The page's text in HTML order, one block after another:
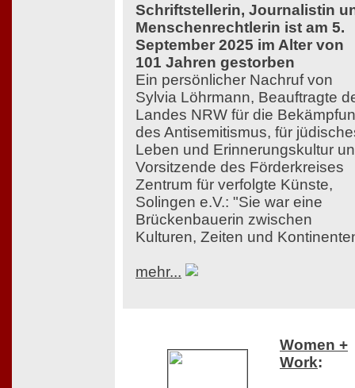
Schriftstellerin, Journalistin
Menschenrechtlerin ist am 5.
September 2025 im Alter von
101 Jahren gestorben
Ein persönlicher Nachruf von
Sylvia Löhrmann, Beauftragte
Landes NRW für die
des Antisemitismus, für
Leben und Erinnerungskultur
Vorsitzende des Förderkreises
Zentrum für verfolgte Künste,
Solingen e.V.: "Sie war eine
Brückenbauerin zwischen
Kulturen, Zeiten und
mehr...
Women +
Work: